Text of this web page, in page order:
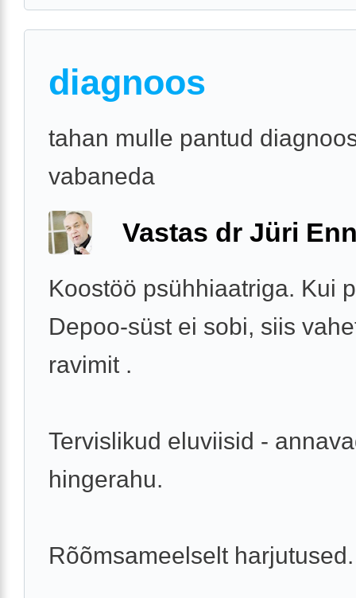
diagnoos
tahan mulle pantud
vabaneda
Vastas dr Jüri
Koostöö psühhiaatriga. Kui
Depoo-süst ei sobi, siis
ravimit .
Tervislikud eluviisid -
hingerahu.
Rõõmsameelselt harjutused.